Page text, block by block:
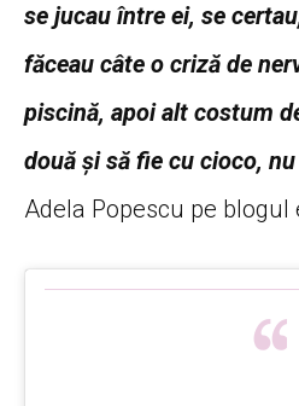
se jucau între ei, se
făceau câte o criză de
piscină, apoi alt costum
două şi să fie cu cioco, nu
Adela Popescu pe blogul